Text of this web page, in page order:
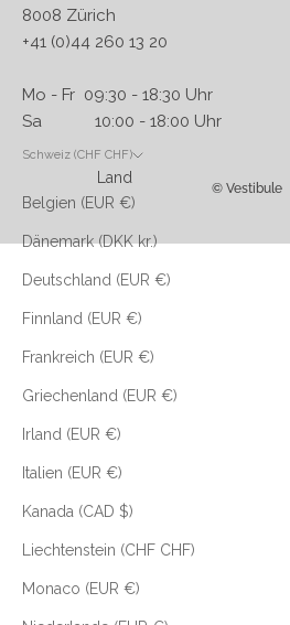
8008 Zürich
+41 (0)44 260 13 20
Mo - Fr 09:30 - 18:30 Uhr
Sa 10:00 - 18:00 Uhr
Schweiz (CHF CHF)
Land
Belgien (EUR €)
Dänemark (DKK kr.)
Deutschland (EUR €)
Finnland (EUR €)
Frankreich (EUR €)
Griechenland (EUR €)
Irland (EUR €)
Italien (EUR €)
Kanada (CAD $)
Liechtenstein (CHF CHF)
Monaco (EUR €)
© Vestibule